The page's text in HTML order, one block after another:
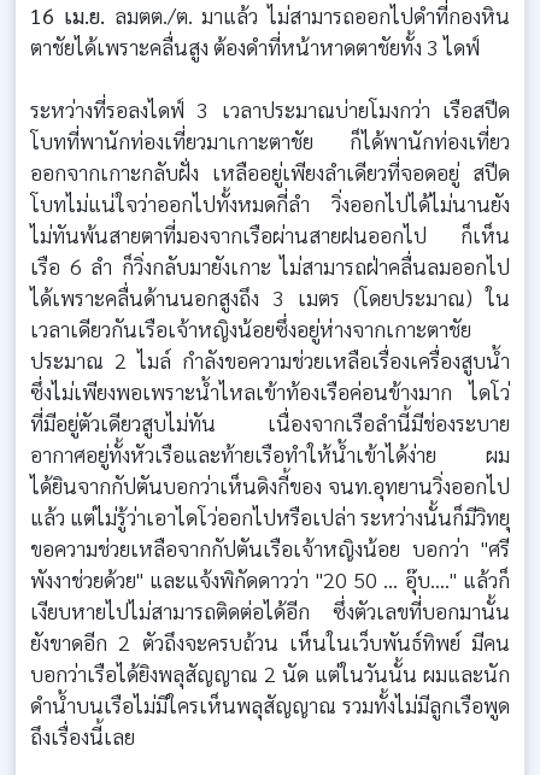
16 เม.ย. ลมตต./ต. มาแล้ว ไม่สามารถออกไปดำที่กองหิน
ตาชัยได้เพราะคลื่นสูง ต้องดำที่หน้าหาดตาชัยทั้ง 3 ไดฟ์
ระหว่างที่รอลงไดฟ์ 3 เวลาประมาณบ่ายโมงกว่า เรือสปีด
โบทที่พานักท่องเที่ยวมาเกาะตาชัย ก็ได้พานักท่องเที่ยว
ออกจากเกาะกลับฝั่ง เหลืออยู่เพียงลำเดียวที่จอดอยู่ สปีด
โบทไม่แน่ใจว่าออกไปทั้งหมดกี่ลำ วิ่งออกไปได้ไม่นานยัง
ไม่ทันพ้นสายตาที่มองจากเรือผ่านสายฝนออกไป ก็เห็น
เรือ 6 ลำ ก็วิ่งกลับมายังเกาะ ไม่สามารถฝ่าคลื่นลมออกไป
ได้เพราะคลื่นด้านนอกสูงถึง 3 เมตร (โดยประมาณ) ใน
เวลาเดียวกันเรือเจ้าหญิงน้อยซึ่งอยู่ห่างจากเกาะตาชัย
ประมาณ 2 ไมล์ กำลังขอความช่วยเหลือเรื่องเครื่องสูบน้ำ
ซึ่งไม่เพียงพอเพราะน้ำไหลเข้าท้องเรือค่อนข้างมาก ไดโว่
ที่มีอยู่ตัวเดียวสูบไม่ทัน เนื่องจากเรือลำนี้มีช่องระบาย
อากาศอยู่ทั้งหัวเรือและท้ายเรือทำให้น้ำเข้าได้ง่าย ผม
ได้ยินจากกัปตันบอกว่าเห็นดิงกี้ของ จนท.อุทยานวิ่งออกไป
แล้ว แต่ไม่รู้ว่าเอาไดโว่ออกไปหรือเปล่า ระหว่างนั้นก็มีวิทยุ
ขอความช่วยเหลือจากกัปตันเรือเจ้าหญิงน้อย บอกว่า "ศรี
พังงาช่วยด้วย" และแจ้งพิกัดดาวว่า "20 50 ... อุ๊บ...." แล้วก็
เงียบหายไปไม่สามารถติดต่อได้อีก ซึ่งตัวเลขที่บอกมานั้น
ยังขาดอีก 2 ตัวถึงจะครบถ้วน เห็นในเว็บพันธ์ทิพย์ มีคน
บอกว่าเรือได้ยิงพลุสัญญาณ 2 นัด แต่ในวันนั้น ผมและนัก
ดำน้ำบนเรือไม่มีใครเห็นพลุสัญญาณ รวมทั้งไม่มีลูกเรือพูด
ถึงเรื่องนี้เลย